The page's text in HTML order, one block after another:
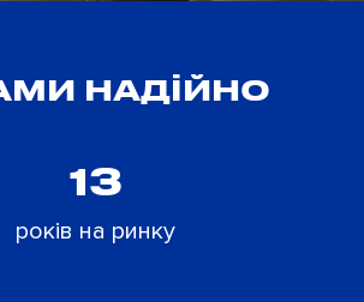
СКИНУТЬ ФИЛЬТРЫ
НАДІЙНО
13
років на ринку